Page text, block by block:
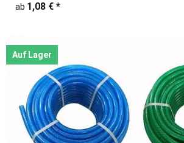
ab 1,08 € *
Auf Lager